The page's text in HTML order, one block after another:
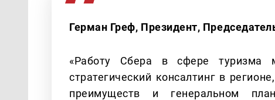
Герман Греф, Президент,
«Работу Сбера в сфере
стратегический консалтинг в
преимуществ и генеральном